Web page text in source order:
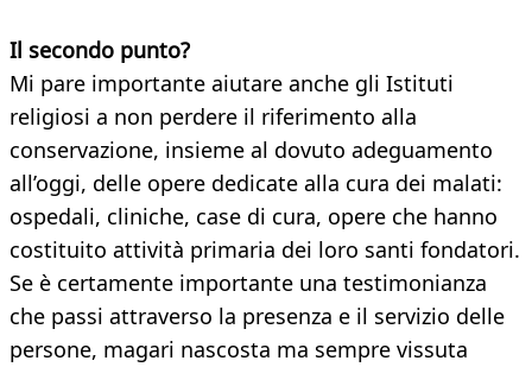
Il secondo punto?
Mi pare importante aiutare anche gli Istituti
religiosi a non perdere il riferimento alla
conservazione, insieme al dovuto adeguamento
all’oggi, delle opere dedicate alla cura dei malati:
ospedali, cliniche, case di cura, opere che hanno
costituito attività primaria dei loro santi fondatori.
Se è certamente importante una testimonianza
che passi attraverso la presenza e il servizio delle
persone, magari nascosta ma sempre vissuta